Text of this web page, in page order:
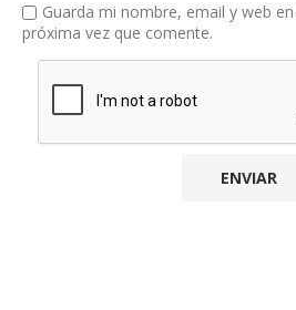
Guarda mi nombre, email y web
próxima vez que comente.